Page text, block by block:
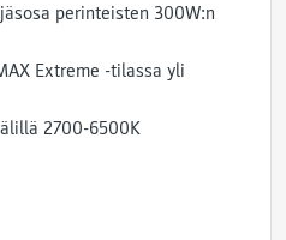
perinteisten 300W:n
Extreme -tilassa yli
2700-6500K